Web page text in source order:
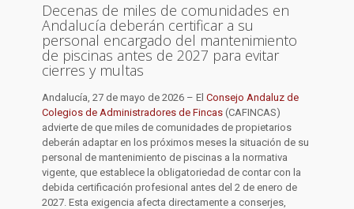
Decenas de miles de comunidades en
Andalucía deberán certificar a su
personal encargado del mantenimiento
de piscinas antes de 2027 para evitar
cierres y multas
Andalucía, 27 de mayo de 2026 – El Consejo Andaluz de
Colegios de Administradores de Fincas (CAFINCAS)
advierte de que miles de comunidades de propietarios
deberán adaptar en los próximos meses la situación de su
personal de mantenimiento de piscinas a la normativa
vigente, que establece la obligatoriedad de contar con la
debida certificación profesional antes del 2 de enero de
2027. Esta exigencia afecta directamente a conserjes,